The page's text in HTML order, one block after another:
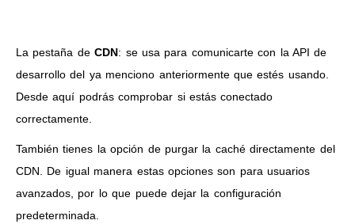
La pestaña deCDN: se usa para comunicarte con la API de
desarrollo del ya menciono anteriormente que estés usando.
Desde aquí podrás comprobar si estás conectado
correctamente.
También tienes la opción de purgar la caché directamente del
CDN. De igual manera estas opciones son para usuarios
avanzados, por lo que puede dejar la configuración
predeterminada.